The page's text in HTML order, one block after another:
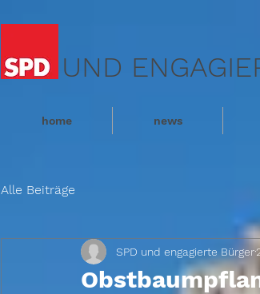
UND
home news
Alle Beiträge
SPD und engagierte Bürger